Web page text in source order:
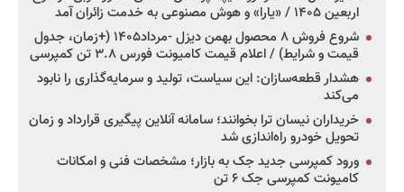
اربعین ۱۴۰۵ / «یارا» و هوش مصنوعی به خدمت زائران آمد
شروع فروش ۸ محصول بهمن دیزل -مرداد۱۴۰۵ (+زمان، جدول
قیمت و شرایط) / اعلام قیمت کامیونت فورس ۳.۸ تن کمپرسی
هشدار قطعه‌سازان: این سیاست، تولید و سرمایه‌گذاری را نابود
می‌کند
خریداران نیسان ترا بخوانند؛ سامانه آنلاین پیگیری قرارداد و زمان
تحویل خودرو راه‌اندازی شد
ورود کمپرسی جدید جک به بازار؛ مشخصات فنی و امکانات
کامیونت کمپرسی جک ۶ تن